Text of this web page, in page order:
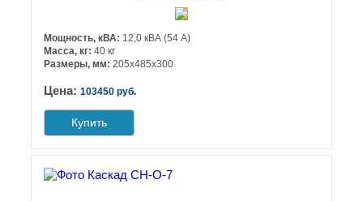
Мощность, кВА: 12,0 кВА (54 А)
Масса, кг: 40 кг
Размеры, мм: 205х485х300
Цена: 103450 руб.
Купить